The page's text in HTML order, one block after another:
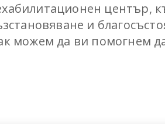
център,
и
можем да ви помогнем